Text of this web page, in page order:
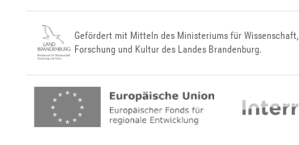
Gefördert mit Mitteln des Ministeriums für Wissenschaft,
Forschung und Kultur des Landes Brandenburg.